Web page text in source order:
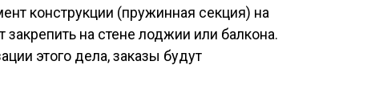
конструкции (пружинная секция) на
закрепить на стене лоджии или балкона.
этого дела, заказы будут